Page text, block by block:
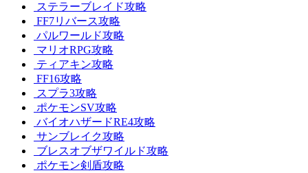
ステラーブレイド攻略
FF7リバース攻略
パルワールド攻略
マリオRPG攻略
ティアキン攻略
FF16攻略
スプラ3攻略
ポケモンSV攻略
バイオハザードRE4攻略
サンブレイク攻略
ブレスオブザワイルド攻略
ポケモン剣盾攻略